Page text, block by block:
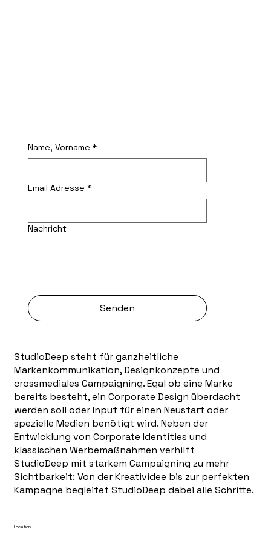
Name, Vorname *
Email Adresse *
Nachricht
Senden
StudioDeep steht für ganzheitliche
Markenkommunikation, Designkonzepte und
crossmediales Campaigning. Egal ob eine Marke
bereits besteht, ein Corporate Design überdacht
werden soll oder Input für einen Neustart oder
spezielle Medien benötigt wird. Neben der
Entwicklung von Corporate Identities und
klassischen Werbemaßnahmen verhilft
StudioDeep mit starkem Campaigning zu mehr
Sichtbarkeit: Von der Kreatividee bis zur perfekten
Kampagne begleitet StudioDeep dabei alle Schritte.
Location